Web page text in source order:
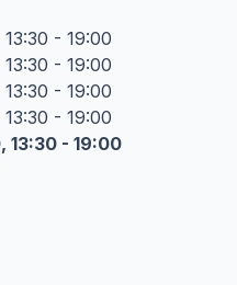
- 19:00
- 19:00
- 19:00
- 19:00
13:30 - 19:00